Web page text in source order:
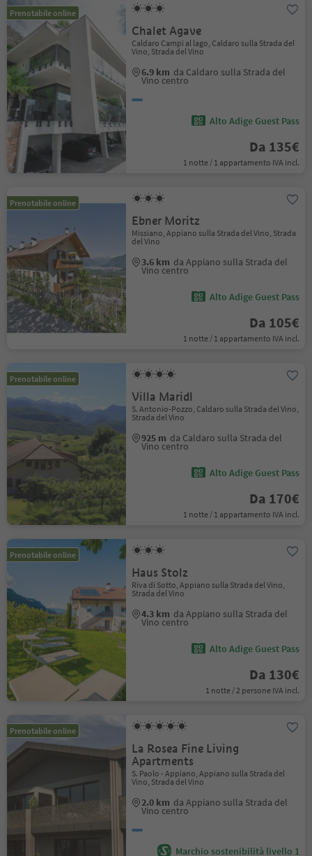
Prenotabile online
Chalet Agave
Caldaro Campi al lago, Caldaro sulla Strada del
Vino, Strada del Vino
6.9 km da Caldaro sulla Strada del
Vino centro
Alto Adige Guest Pass
Da 135€
1 notte / 1 appartamento IVA incl.
Prenotabile online
Ebner Moritz
Missiano, Appiano sulla Strada del Vino, Strada
del Vino
3.6 km da Appiano sulla Strada del
Vino centro
Alto Adige Guest Pass
Da 105€
1 notte / 1 appartamento IVA incl.
Prenotabile online
Villa Maridl
S. Antonio-Pozzo, Caldaro sulla Strada del Vino,
Strada del Vino
925 m da Caldaro sulla Strada del
Vino centro
Alto Adige Guest Pass
Da 170€
1 notte / 1 appartamento IVA incl.
Prenotabile online
Haus Stolz
Riva di Sotto, Appiano sulla Strada del Vino,
Strada del Vino
4.3 km da Appiano sulla Strada del
Vino centro
Alto Adige Guest Pass
Da 130€
1 notte / 2 persone IVA incl.
Prenotabile online
La Rosea Fine Living
Apartments
S. Paolo - Appiano, Appiano sulla Strada del
Vino, Strada del Vino
2.0 km da Appiano sulla Strada del
Vino centro
Marchio sostenibilità livello 1